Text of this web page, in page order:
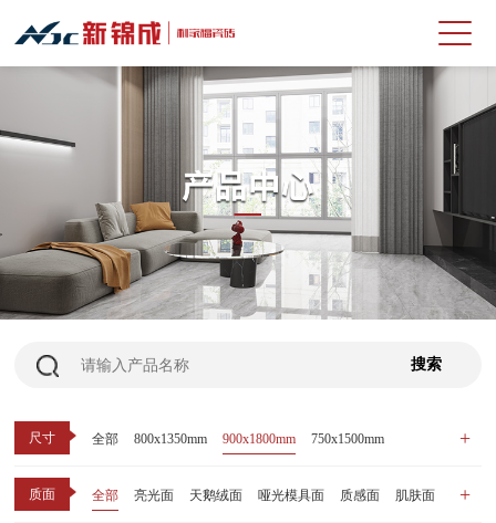
尺寸 全部 800x1350mm 900x1800mm 750x1500mm
质面
全部 亮光面 天鹅绒面 哑光模具面 质感面 肌肤面